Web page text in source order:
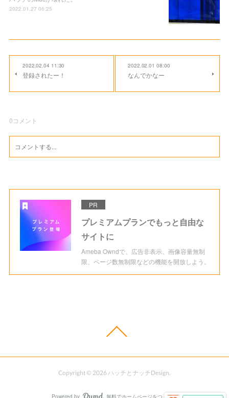
2022.01.27 06:25
2022.02.04 11:30
登録されたー！
2022.02.01 08:00
なんでかなー
0コメント
PR
プレミアムプランでもっと自由な
サイトに
Ameba Owndで、広告非表示、画像容量無制
限、ページ数無制限などの機能を開放しよう。
Copyright © 2026ハッチとナッチDesign.
Powered by 無料でホームページをつくろう